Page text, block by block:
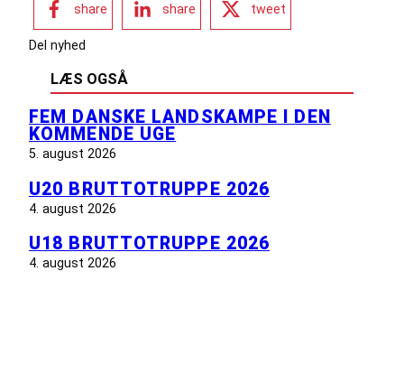
share share tweet
Del nyhed
LÆS OGSÅ
FEM DANSKE LANDSKAMPE I DEN
KOMMENDE UGE
5. august 2026
U20 BRUTTOTRUPPE 2026
4. august 2026
U18 BRUTTOTRUPPE 2026
4. august 2026